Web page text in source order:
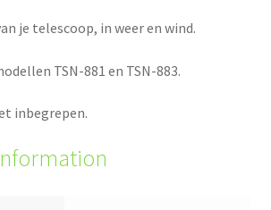
je telescoop, in weer en wind.
TSN-881 en TSN-883.
inbegrepen.